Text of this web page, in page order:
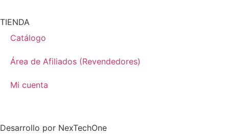
TIENDA
Catálogo
Área de Afiliados (Revendedores)
Mi cuenta
Desarrollo por NexTechOne